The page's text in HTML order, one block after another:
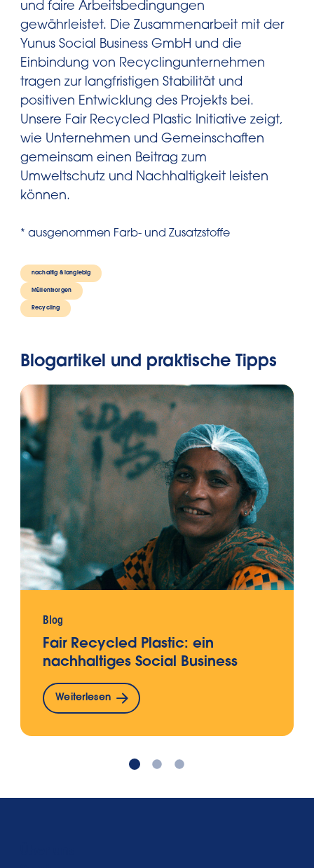
und faire Arbeitsbedingungen
gewährleistet. Die Zusammenarbeit mit der
Yunus Social Business GmbH und die
Einbindung von Recyclingunternehmen
tragen zur langfristigen Stabilität und
positiven Entwicklung des Projekts bei.
Unsere Fair Recycled Plastic Initiative zeigt,
wie Unternehmen und Gemeinschaften
gemeinsam einen Beitrag zum
Umweltschutz und Nachhaltigkeit leisten
können.
* ausgenommen Farb- und Zusatzstoffe
nachaltig & langlebig
Müllentsorgen
Recycling
Blogartikel und praktische Tipps
Blog
Fair Recycled Plastic: ein
nachhaltiges Social Business
Weiterlesen